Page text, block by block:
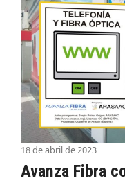
18 de abril de 2023
Avanza Fibra